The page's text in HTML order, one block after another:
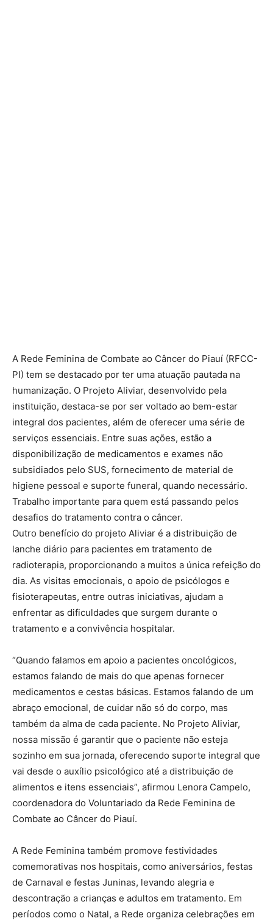
A Rede Feminina de Combate ao Câncer do Piauí (RFCC-
PI) tem se destacado por ter uma atuação pautada na
humanização. O Projeto Aliviar, desenvolvido pela
instituição, destaca-se por ser voltado ao bem-estar
integral dos pacientes, além de oferecer uma série de
serviços essenciais. Entre suas ações, estão a
disponibilização de medicamentos e exames não
subsidiados pelo SUS, fornecimento de material de
higiene pessoal e suporte funeral, quando necessário.
Trabalho importante para quem está passando pelos
desafios do tratamento contra o câncer.
Outro benefício do projeto Aliviar é a distribuição de
lanche diário para pacientes em tratamento de
radioterapia, proporcionando a muitos a única refeição do
dia. As visitas emocionais, o apoio de psicólogos e
fisioterapeutas, entre outras iniciativas, ajudam a
enfrentar as dificuldades que surgem durante o
tratamento e a convivência hospitalar.
“Quando falamos em apoio a pacientes oncológicos,
estamos falando de mais do que apenas fornecer
medicamentos e cestas básicas. Estamos falando de um
abraço emocional, de cuidar não só do corpo, mas
também da alma de cada paciente. No Projeto Aliviar,
nossa missão é garantir que o paciente não esteja
sozinho em sua jornada, oferecendo suporte integral que
vai desde o auxílio psicológico até a distribuição de
alimentos e itens essenciais”, afirmou Lenora Campelo,
coordenadora do Voluntariado da Rede Feminina de
Combate ao Câncer do Piauí.
A Rede Feminina também promove festividades
comemorativas nos hospitais, como aniversários, festas
de Carnaval e festas Juninas, levando alegria e
descontração a crianças e adultos em tratamento. Em
períodos como o Natal, a Rede organiza celebrações em